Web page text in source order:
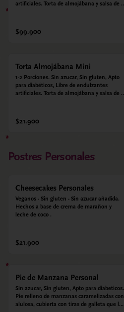
artificiales. Torta de almojábana y salsa de
alulosa, leche deslactosada, leche de coco,
vainilla. Salsa de guayaba: Guayaba y
$99.900
Torta Almojábana Mini
1-2 Porciones. Sin azucar, Sin gluten, Apto
para diabéticos, Libre de endulzantes
artificiales. Torta de almojábana y salsa de
alulosa, leche deslactosada, leche de coco,
vainilla. Salsa de guayaba: Guayaba y
$21.900
Postres Personales
Cheesecakes Personales
Veganos - Sin gluten - Sin azucar añadida.
Hechos a base de crema de marañon y
leche de coco .
$21.900
Pie de Manzana Personal
Sin azucar, Sin gluten, Apto para diabeticos.
Pie relleno de manzanas caramelizadas con
alulosa, cubierta con tiras de galleta que le